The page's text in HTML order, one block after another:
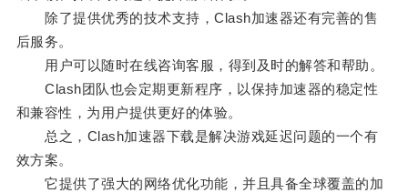
除了提供优秀的技术支持，Clash加速器还有完善的售
后服务。
用户可以随时在线咨询客服，得到及时的解答和帮助。
Clash团队也会定期更新程序，以保持加速器的稳定性
和兼容性，为用户提供更好的体验。
总之，Clash加速器下载是解决游戏延迟问题的一个有
效方案。
它提供了强大的网络优化功能，并且具备全球覆盖的加